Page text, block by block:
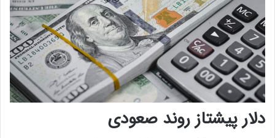
دلار پیشتاز روند صعودی